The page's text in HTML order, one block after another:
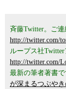
斉藤Twitter。ご
http://twitter.com/
ループス社
http://twitter.com/
最新の筆者著書
が深まるつぶやき